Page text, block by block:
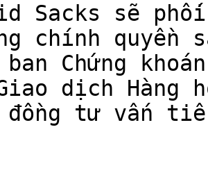
Sacks sẽ
chính quyền
Chứng
dịch Hàng
đồng tư vấn